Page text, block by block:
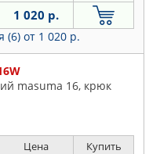
1 020 р.
(6) от 1 020 р.
masuma 16, крюк
Цена Купить